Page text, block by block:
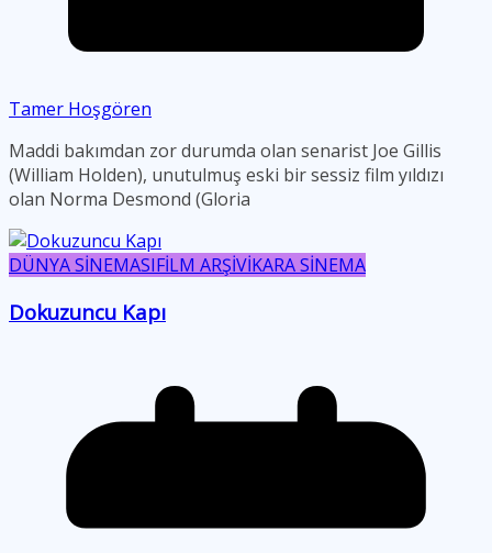
Tamer Hoşgören
Maddi bakımdan zor durumda olan senarist Joe Gillis
(William Holden), unutulmuş eski bir sessiz film yıldızı
olan Norma Desmond (Gloria
DÜNYA SİNEMASIFİLM ARŞİVİKARA SİNEMA
Dokuzuncu Kapı